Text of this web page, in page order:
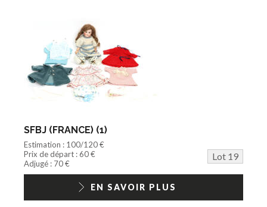
SFBJ (FRANCE) (1)
Estimation : 100/120 €
Prix de départ : 60 €
Lot 19
Adjugé : 70 €
EN SAVOIR PLUS